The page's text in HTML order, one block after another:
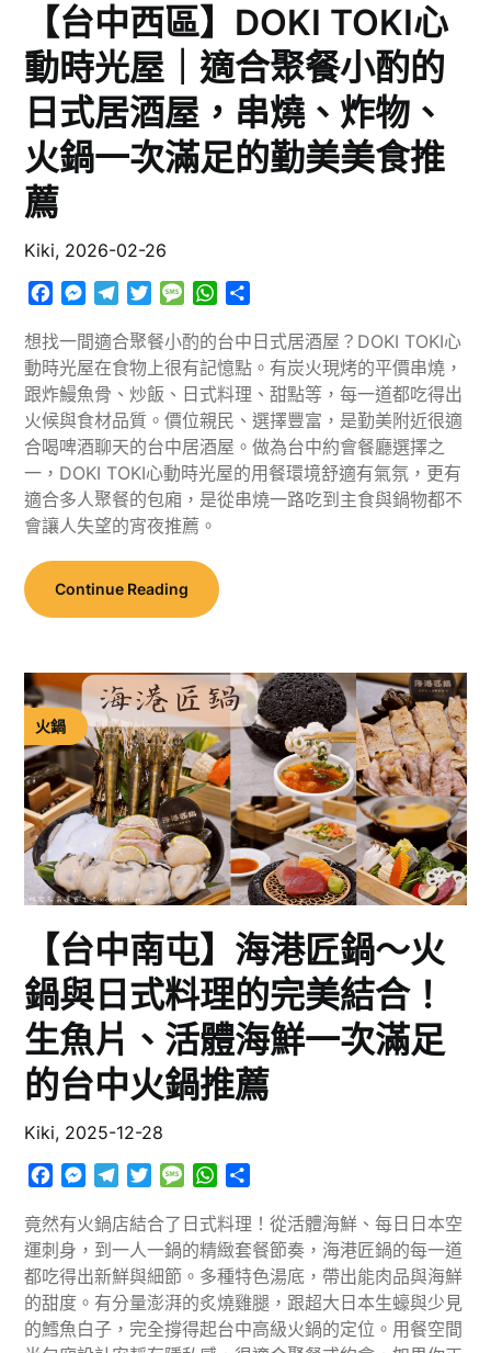
【台中西區】DOKI TOKI心
動時光屋｜適合聚餐小酌的
日式居酒屋，串燒、炸物、
火鍋一次滿足的勤美美食推
薦
Kiki, 2026-02-26
Facebook
Messenger
TelegramTwitterMessageWhatsApp
想找一間適合聚餐小酌的台中日式居酒屋？DOKI TOKI心
動時光屋在食物上很有記憶點。有炭火現烤的平價串燒，
跟炸鰻魚骨、炒飯、日式料理、甜點等，每一道都吃得出
火候與食材品質。價位親民、選擇豐富，是勤美附近很適
合喝啤酒聊天的台中居酒屋。做為台中約會餐廳選擇之
一，DOKI TOKI心動時光屋的用餐環境舒適有氣氛，更有
適合多人聚餐的包廂，是從串燒一路吃到主食與鍋物都不
會讓人失望的宵夜推薦。
Continue Reading
火鍋
【台中南屯】海港匠鍋～火
鍋與日式料理的完美結合！
生魚片、活體海鮮一次滿足
的台中火鍋推薦
Kiki, 2025-12-28
Facebook
Messenger
TelegramTwitterMessageWhatsApp
竟然有火鍋店結合了日式料理！從活體海鮮、每日日本空
運刺身，到一人一鍋的精緻套餐節奏，海港匠鍋的每一道
都吃得出新鮮與細節。多種特色湯底，帶出能肉品與海鮮
的甜度。有分量澎湃的炙燒雞腿，跟超大日本生蠔與少見
的鱈魚白子，完全撐得起台中高級火鍋的定位。用餐空間